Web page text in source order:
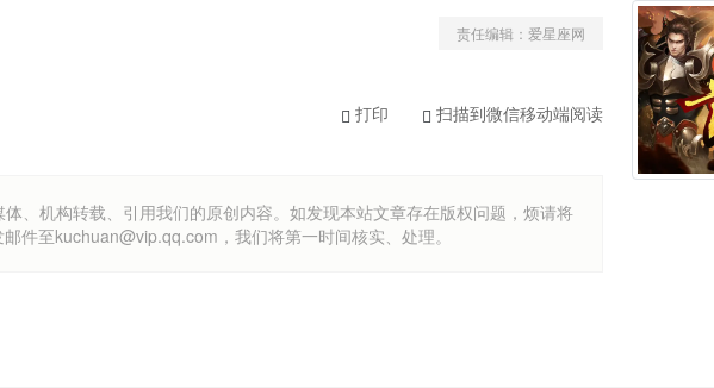
责任编辑：爱星座网
打印 扫描到微信移动端阅读
、机构转载、引用我们的原创内容。如发现本站文章存在版权问题，烦请将
件至kuchuan@vip.qq.com，我们将第一时间核实、处理。